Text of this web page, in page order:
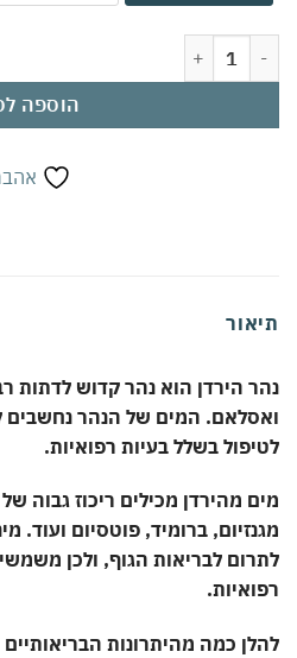
הוספה
תיאור
נהר הירדן הוא נהר קדוש לדתות
ואסלאם. המים של הנהר
לטיפול בשלל בעיות רפואיות.
מים מהירדן מכילים ריכוז גבוה
מגנזיום, ברומיד, פוטסיום ועוד.
לתרום לבריאות הגוף, ולכן
רפואיות.
להלן כמה מהיתרונות